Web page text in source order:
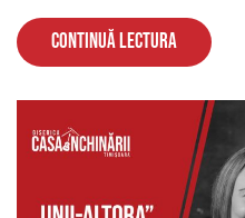
Continuă lectura